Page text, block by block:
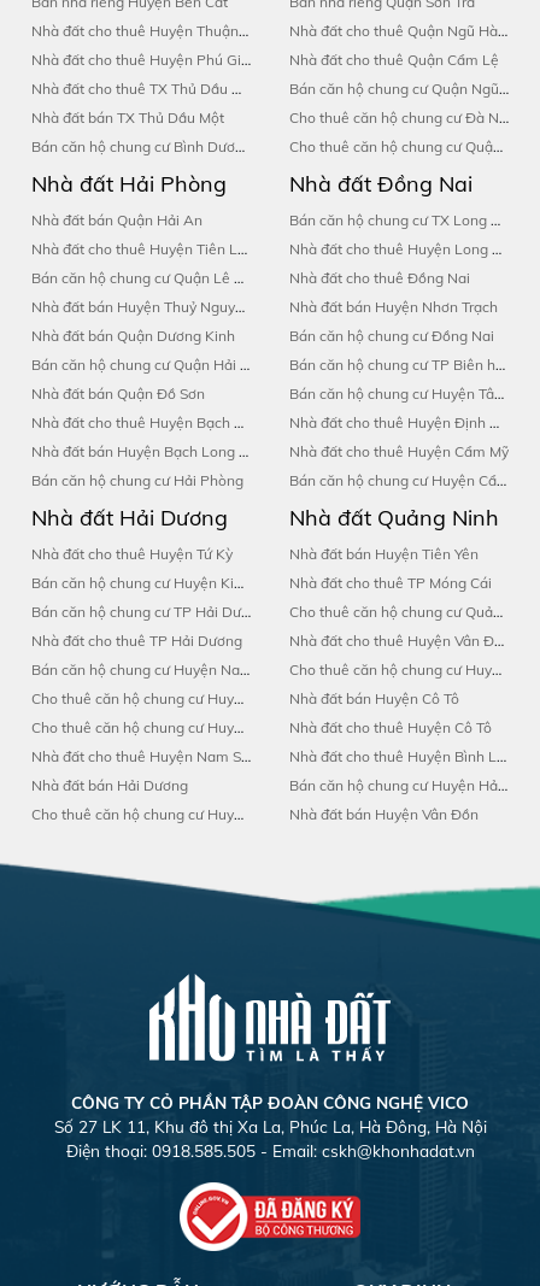
Nhà đất cho thuê Huyện Thuận An
Nhà đất cho thuê Huyện Phú Giáo
Nhà đất cho thuê TX Thủ Dầu Một
Nhà đất bán TX Thủ Dầu Một
Bán căn hộ chung cư Bình Dương
Nhà đất cho thuê Quận Ngũ Hành Sơn
Nhà đất cho thuê Quận Cẩm Lệ
Bán căn hộ chung cư Quận Ngũ Hành Sơn
Cho thuê căn hộ chung cư Đà Nẵng
Cho thuê căn hộ chung cư Quận Ngũ Hành Sơn
Nhà đất Hải Phòng
Nhà đất bán Quận Hải An
Nhà đất cho thuê Huyện Tiên Lãng
Bán căn hộ chung cư Quận Lê Chân
Nhà đất bán Huyện Thuỷ Nguyên
Nhà đất bán Quận Dương Kinh
Bán căn hộ chung cư Quận Hải An
Nhà đất bán Quận Đồ Sơn
Nhà đất cho thuê Huyện Bạch Long Vĩ
Nhà đất bán Huyện Bạch Long Vĩ
Bán căn hộ chung cư Hải Phòng
Nhà đất Đồng Nai
Bán căn hộ chung cư TX Long Khánh
Nhà đất cho thuê Huyện Long Thành
Nhà đất cho thuê Đồng Nai
Nhà đất bán Huyện Nhơn Trạch
Bán căn hộ chung cư Đồng Nai
Bán căn hộ chung cư TP Biên hòa
Bán căn hộ chung cư Huyện Tân Phú
Nhà đất cho thuê Huyện Định Quán
Nhà đất cho thuê Huyện Cẩm Mỹ
Bán căn hộ chung cư Huyện Cẩm Mỹ
Nhà đất Hải Dương
Nhà đất cho thuê Huyện Tứ Kỳ
Bán căn hộ chung cư Huyện Kinh Môn
Bán căn hộ chung cư TP Hải Dương
Nhà đất cho thuê TP Hải Dương
Bán căn hộ chung cư Huyện Nam Sách
Cho thuê căn hộ chung cư Huyện Thanh Hà
Cho thuê căn hộ chung cư Huyện Chí Linh
Nhà đất cho thuê Huyện Nam Sách
Nhà đất bán Hải Dương
Cho thuê căn hộ chung cư Huyện Nam Sách
Nhà đất Quảng Ninh
Nhà đất bán Huyện Tiên Yên
Nhà đất cho thuê TP Móng Cái
Cho thuê căn hộ chung cư Quảng Ninh
Nhà đất cho thuê Huyện Vân Đồn
Cho thuê căn hộ chung cư Huyện Đông Triều
Nhà đất bán Huyện Cô Tô
Nhà đất cho thuê Huyện Cô Tô
Nhà đất cho thuê Huyện Bình Liêu
Bán căn hộ chung cư Huyện Hải Hà
Nhà đất bán Huyện Vân Đồn
CÔNG TY CỎ PHẦN TẬP ĐOÀN CÔNG NGHỆ VICO
Số 27 LK 11, Khu đô thị Xa La, Phúc La, Hà Đông, Hà Nội
Điện thoại: 0918.585.505 - Email: cskh@khonhadat.vn